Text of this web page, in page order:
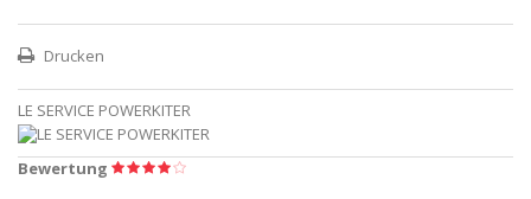
Drucken
LE SERVICE POWERKITER
Bewertung